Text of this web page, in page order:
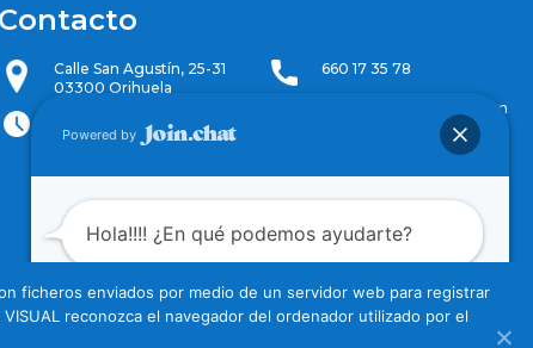
Contacto
Calle San Agustín, 25-31
03300 Orihuela
15:30 – 20:30
660 17 35 78
cotvorihuela@gmail.com
Powered by
Hola!!!! ¿En qué podemos ayudarte?
ficheros enviados por medio de un servidor web para registrar
reconozca el navegador del ordenador utilizado por el